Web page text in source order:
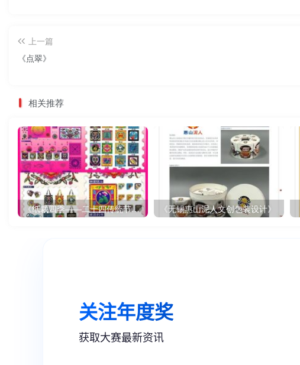
上一篇
《点翠》
相关推荐
《纸裁四季——二十四传统节气文创设计》 《无锡惠山泥人文创包装设计》